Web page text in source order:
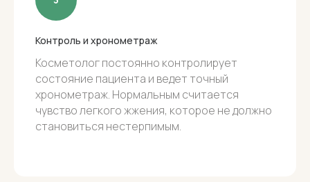
Контроль и хронометраж
Косметолог постоянно контролирует
состояние пациента и ведет точный
хронометраж. Нормальным считается
чувство легкого жжения, которое не должно
становиться нестерпимым.